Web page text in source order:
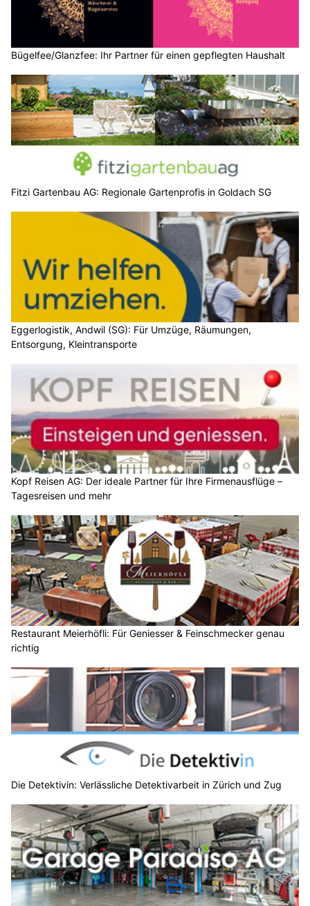
Bügelfee/Glanzfee: Ihr Partner für einen gepflegten Haushalt
Fitzi Gartenbau AG: Regionale Gartenprofis in Goldach SG
Eggerlogistik, Andwil (SG): Für Umzüge, Räumungen,
Entsorgung, Kleintransporte
Kopf Reisen AG: Der ideale Partner für Ihre Firmenausflüge –
Tagesreisen und mehr
Restaurant Meierhöfli: Für Geniesser & Feinschmecker genau
richtig
Die Detektivin: Verlässliche Detektivarbeit in Zürich und Zug